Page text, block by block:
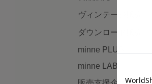
ヴィンテージ販売
ダウンロード販売
minne PLUS
minne LAB